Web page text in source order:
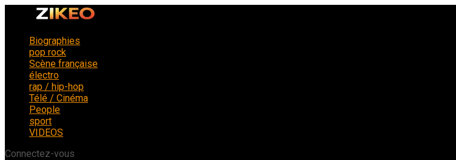
Biographies
pop rock
Scène française
électro
rap / hip-hop
Télé / Cinéma
People
sport
VIDEOS
Connectez-vous